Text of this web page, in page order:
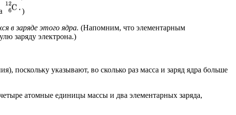
)
в заряде этого ядра. (Напомним, что элементарным
заряду электрона.)
поскольку указывают, во сколько раз масса и заряд ядра больше
атомные единицы массы и два элементарных заряда,